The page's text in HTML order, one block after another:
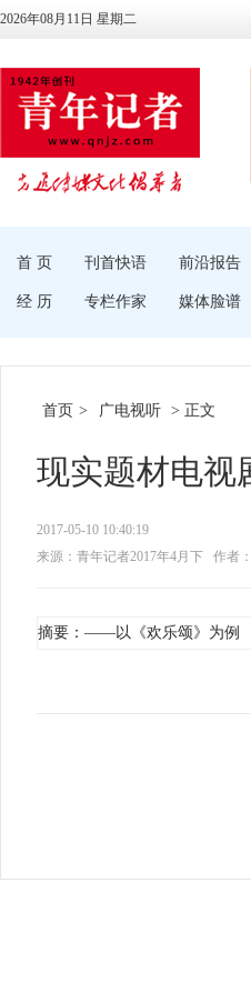
2026年08月11日 星期二
首 页 刊首快语 前沿报告
经 历 专栏作家 媒体脸谱
首页 > 广电视听 > 正文
现实题材电视
2017-05-10 10:40:19
来源：青年记者2017年4月下
作者
摘要：——以《欢乐颂》为例